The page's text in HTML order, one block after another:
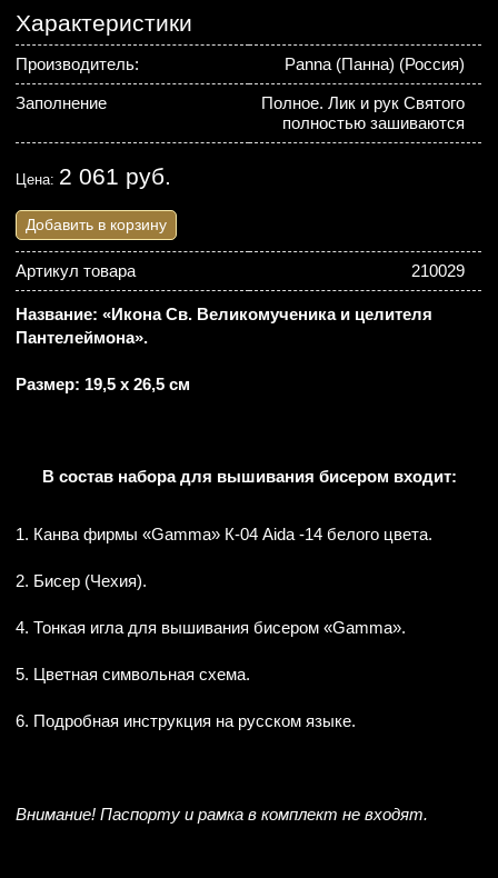
Характеристики
Производитель: Panna (Панна) (Россия)
Заполнение
Полное. Лик и рук Святого
полностью зашиваются
Цена: 2 061 руб.
Добавить в корзину
Артикул товара 210029
Название: «Икона Св. Великомученика и целителя
Пантелеймона».
Размер: 19,5 х 26,5 см
В состав набора для вышивания бисером входит:
1. Канва фирмы «Gamma» К-04 Aida -14 белого цвета.
2. Бисер (Чехия).
4. Тонкая игла для вышивания бисером «Gamma».
5. Цветная символьная схема.
6. Подробная инструкция на русском языке.
Внимание! Паспорту и рамка в комплект не входят.